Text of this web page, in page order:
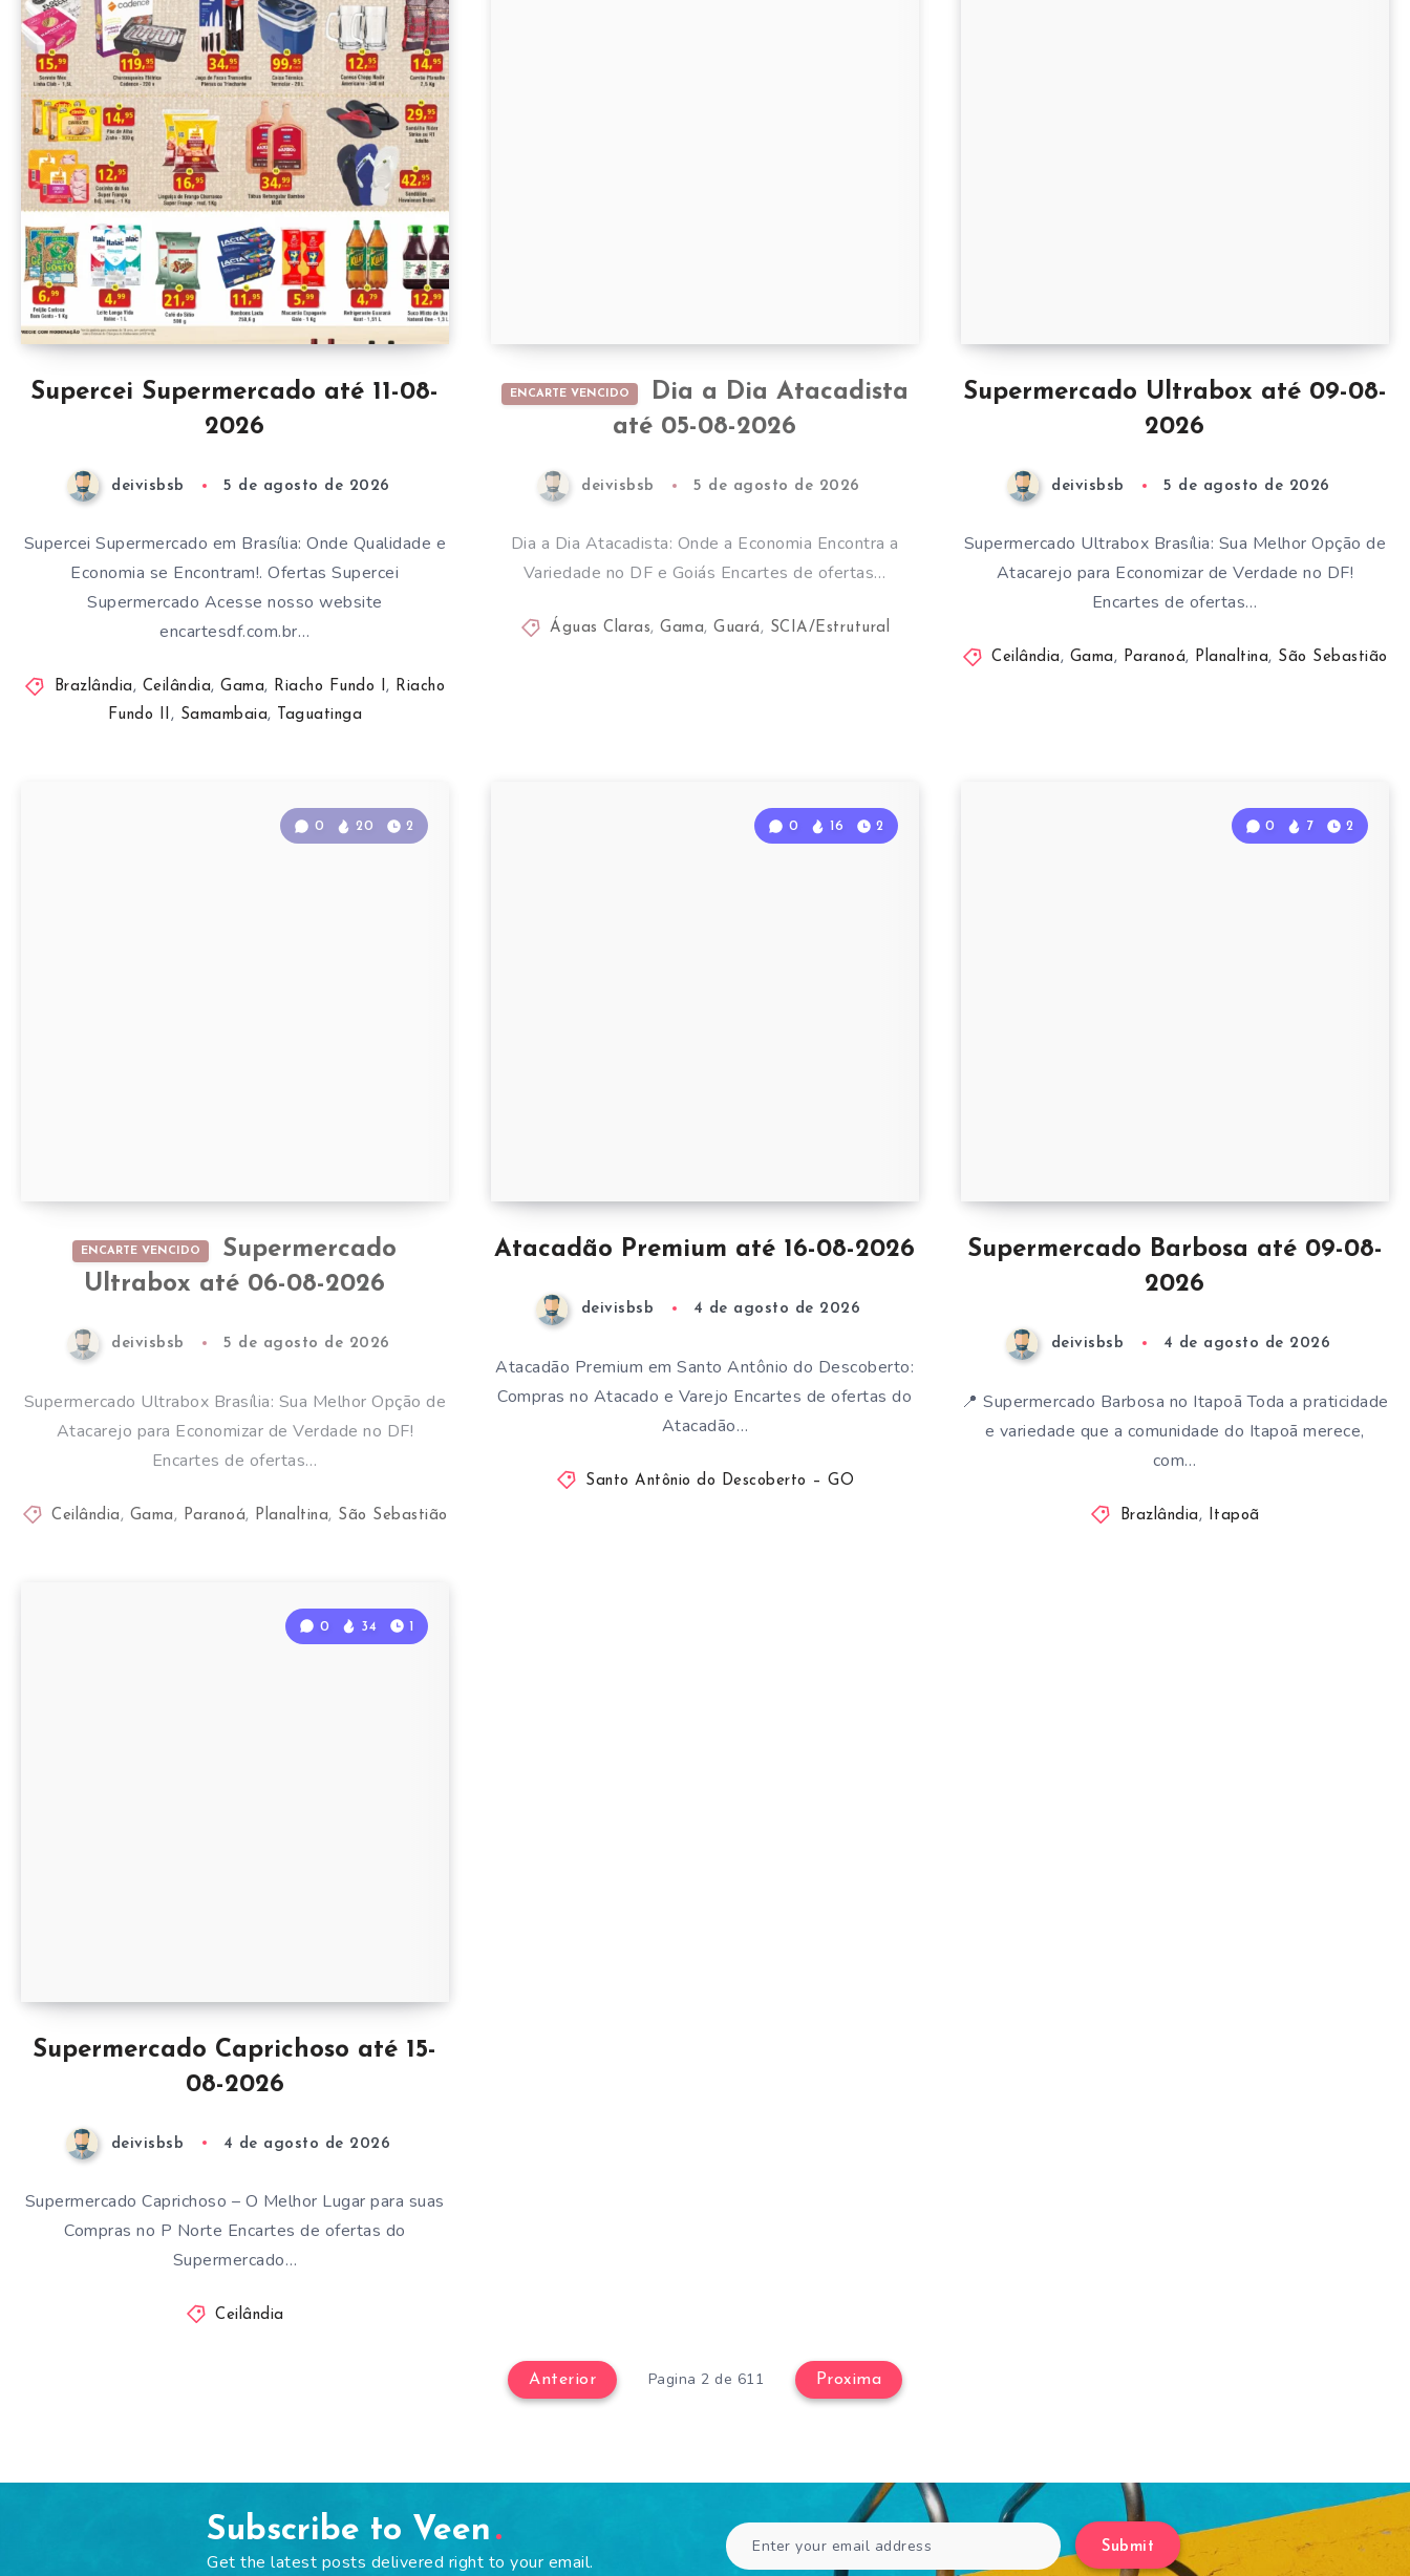
Supercei Supermercado até 11-08-
2026
deivisbsb 5 de agosto de 2026
Supercei Supermercado em Brasília: Onde Qualidade e
Economia se Encontram!. Ofertas Supercei
Supermercado Acesse nosso website
encartesdf.com.br…
Brazlândia, Ceilândia,Gama, Riacho Fundo I, Riacho
Fundo II, Samambaia, Taguatinga
ENCARTE VENCIDO
Dia a Dia Atacadista
até 05-08-2026
deivisbsb 5 de agosto de 2026
Dia a Dia Atacadista: Onde a Economia Encontra a
Variedade no DF e Goiás Encartes de ofertas…
Águas Claras,Gama,Guará, SCIA/Estrutural
Supermercado Ultrabox até 09-08-
2026
deivisbsb 5 de agosto de 2026
Supermercado Ultrabox Brasília: Sua Melhor Opção de
Atacarejo para Economizar de Verdade no DF!
Encartes de ofertas…
Ceilândia, Gama, Paranoá, Planaltina, São Sebastião
ENCARTE VENCIDO
Supermercado
Ultrabox até 06-08-2026
0 20 2
deivisbsb 5 de agosto de 2026
Supermercado Ultrabox Brasília: Sua Melhor Opção de
Atacarejo para Economizar de Verdade no DF!
Encartes de ofertas…
Ceilândia , Gama , Paranoá, Planaltina, São Sebastião
Atacadão Premium até 16-08-2026
0 16 2
deivisbsb 4 de agosto de 2026
Atacadão Premium em Santo Antônio do Descoberto:
Compras no Atacado e Varejo Encartes de ofertas do
Atacadão…
Santo Antônio do Descoberto – GO
Supermercado Barbosa até 09-08-
2026
0 7 2
deivisbsb 4 de agosto de 2026
📍 Supermercado Barbosa no Itapoã Toda a praticidade
e variedade que a comunidade do Itapoã merece,
com…
Brazlândia , Itapoã
Supermercado Caprichoso até 15-
08-2026
0 34 1
deivisbsb 4 de agosto de 2026
Supermercado Caprichoso – O Melhor Lugar para suas
Compras no P Norte Encartes de ofertas do
Supermercado…
Ceilândia
Anterior Pagina 2 de 611 Proxima
Subscribe to Veen
Get the latest posts delivered right to your email.
Submit